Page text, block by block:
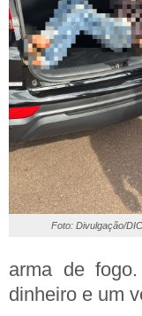
Foto: Divulgação/
arma de
dinheiro e um